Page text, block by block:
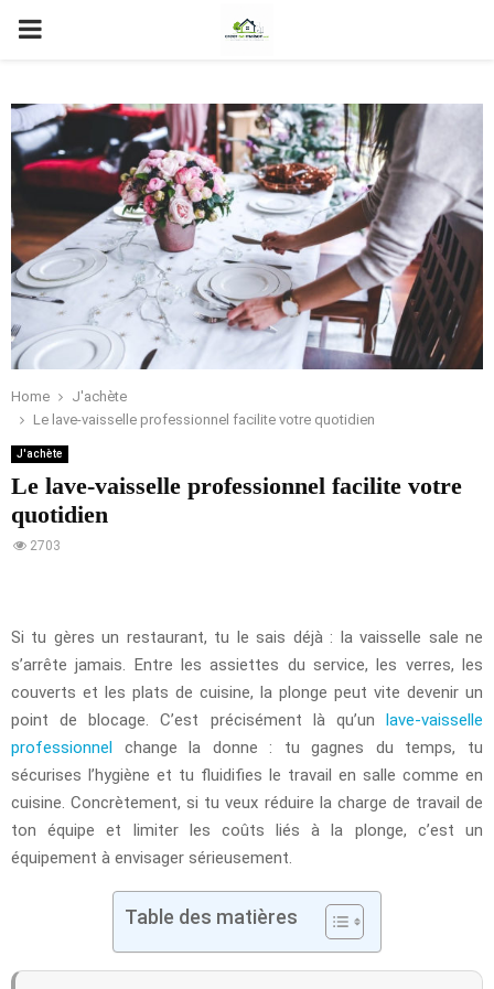
PRIMARY
Home
J'achète
Le lave-vaisselle professionnel facilite votre quotidien
J'achète
Le lave-vaisselle professionnel facilite votre
quotidien
2703
Si tu gères un restaurant, tu le sais déjà : la vaisselle sale ne
s’arrête jamais. Entre les assiettes du service, les verres, les
couverts et les plats de cuisine, la plonge peut vite devenir un
point de blocage. C’est précisément là qu’un lave-vaisselle
professionnel change la donne : tu gagnes du temps, tu
sécurises l’hygiène et tu fluidifies le travail en salle comme en
cuisine. Concrètement, si tu veux réduire la charge de travail de
ton équipe et limiter les coûts liés à la plonge, c’est un
équipement à envisager sérieusement.
Table des matières